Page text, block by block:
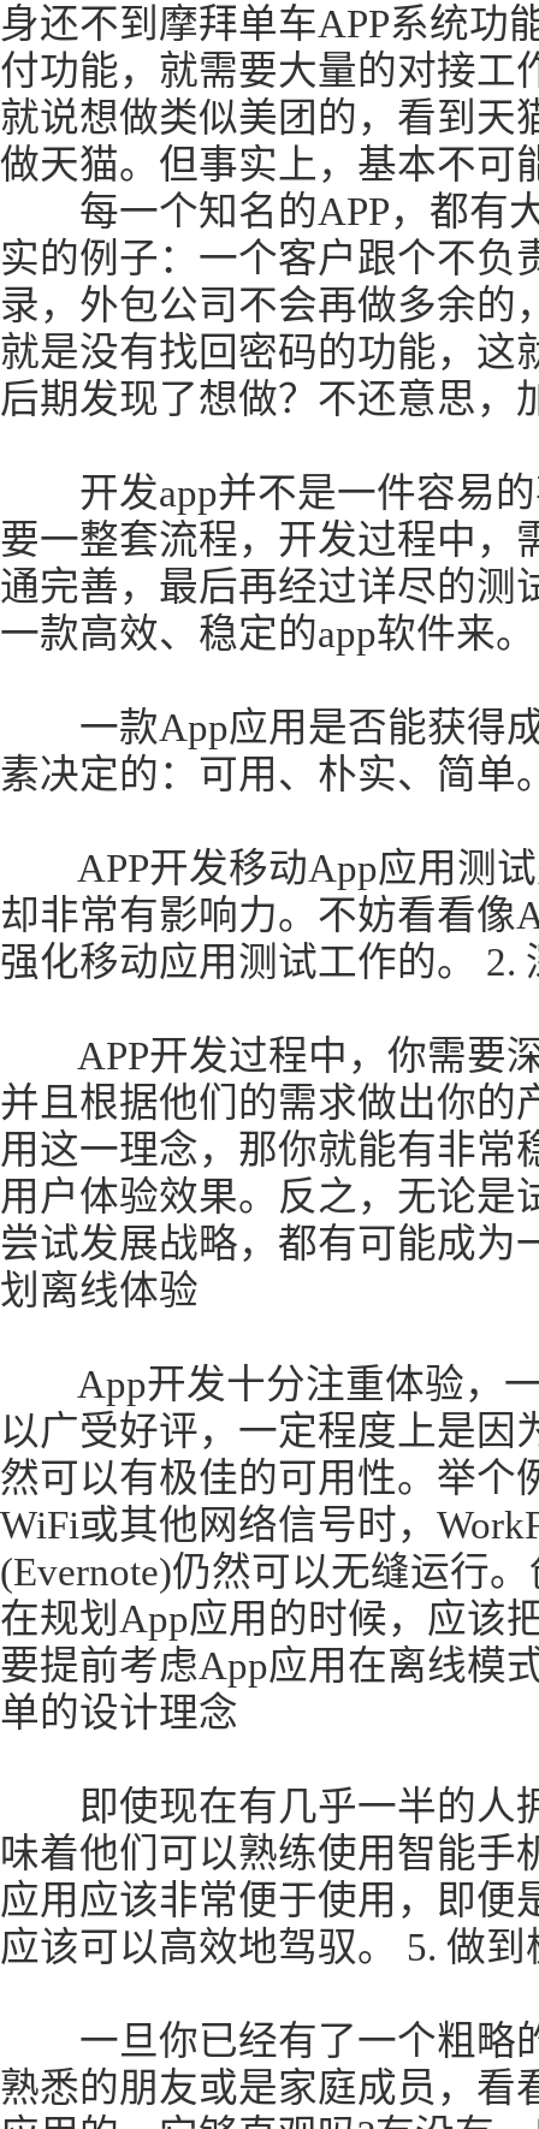
身还不到摩拜单车APP系统功
付功能，就需要大量的对接工
就说想做类似美团的，看到天
做天猫。但事实上，基本不可
每一个知名的APP，都有
实的例子：一个客户跟个不负
录，外包公司不会再做多余的
就是没有找回密码的功能，这
后期发现了想做？不还意思，
开发app并不是一件容易的
要一整套流程，开发过程中，
通完善，最后再经过详尽的测
一款高效、稳定的app软件来。
一款App应用是否能获得成
素决定的：可用、朴实、简单
APP开发移动App应用测试
却非常有影响力。不妨看看像
强化移动应用测试工作的。 2.
APP开发过程中，你需要
并且根据他们的需求做出你的
用这一理念，那你就能有非常
用户体验效果。反之，无论是
尝试发展战略，都有可能成为
划离线体验
App开发十分注重体验，一
以广受好评，一定程度上是因
然可以有极佳的可用性。举个
WiFi或其他网络信号时，
(Evernote)仍然可以无缝运行
在规划App应用的时候，应该
要提前考虑App应用在离线模
单的设计理念
即使现在有几乎一半的人
味着他们可以熟练使用智能手
应用应该非常便于使用，即便
应该可以高效地驾驭。 5. 做到
一旦你已经有了一个粗略
熟悉的朋友或是家庭成员，看